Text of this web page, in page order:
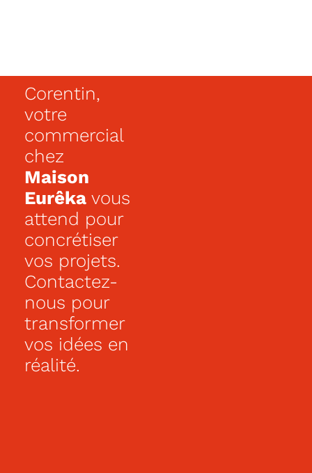
Corentin,
votre
commercial
chez
Maison
Eurêka vous
attend pour
concrétiser
vos projets.
Contactez-
nous pour
transformer
vos idées en
réalité.